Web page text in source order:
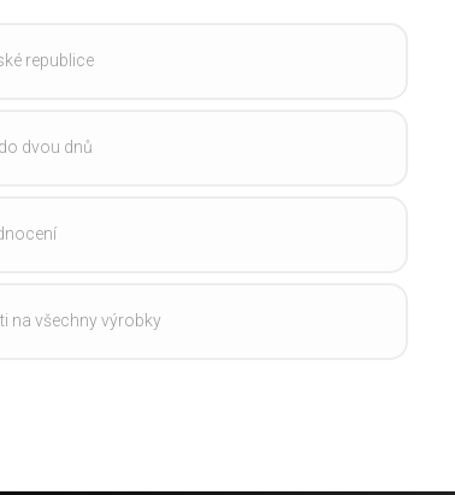
republice
dvou dnů
na všechny výrobky